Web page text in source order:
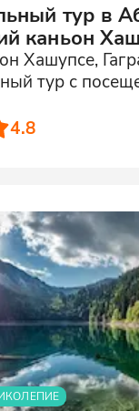
тур в
каньон
Хашупсе,
тур с
4.8